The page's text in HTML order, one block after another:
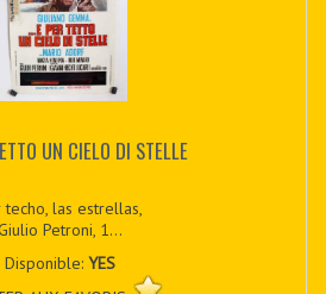
UN CIELO DI STELLE
techo, las estrellas,
Petroni, 1...
Disponible:YES